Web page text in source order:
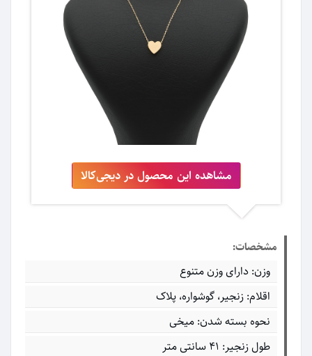
مشاهده این محصول در دیجی‌کالا
مشخصات:
وزن: دارای وزن متنوع
اقلام: زنجیر، گوشواره، پلاک
نحوه بسته شدن: میخی
طول زنجیر: 41 سانتی متر